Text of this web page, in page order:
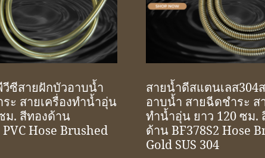
ซีสายฝักบัวอาบน้ำ
ะ สายเครื่องทำน้ำอุ่น
ม. สีทองด้าน
PVC Hose Brushed
สายน้ำดีสแตนเลส304
อาบน้ำ สายฉีดชำระ ส
ทำน้ำอุ่น ยาว 120 ซม.
ด้าน BF378S2 Hose
Gold SUS 304